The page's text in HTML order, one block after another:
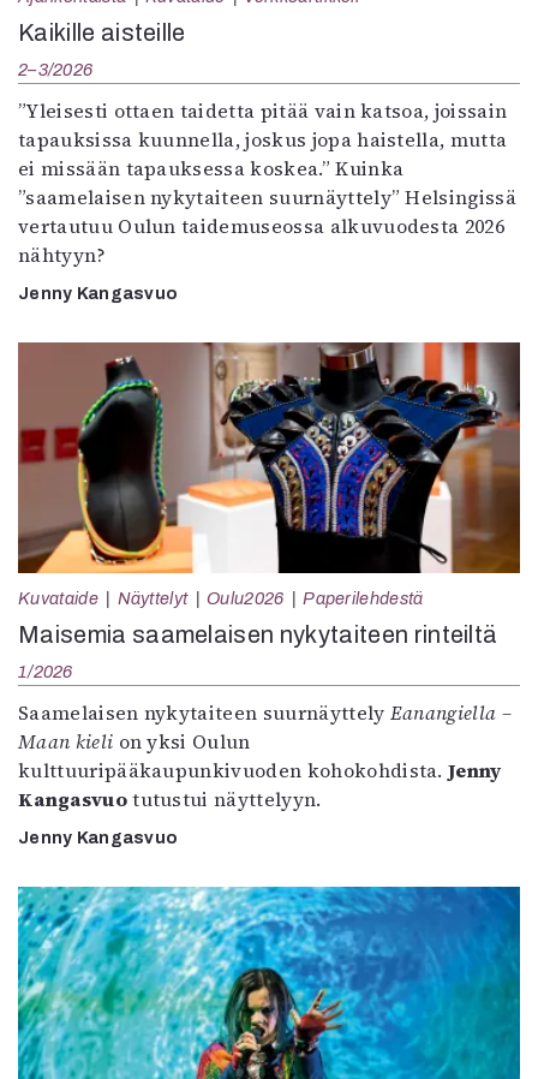
Kirjat
Lehdet
4/2026
2–3/2026
5/2025
Lehtiarkisto
Info
Tilaus ja irtonumerot
Yhteistyössä
Toimitus
Mediatiedot
Kaltio ry
Kaikille aisteille
2–3/2026
”Yleisesti ottaen taidetta pitää vain katsoa, joissain
tapauksissa kuunnella, joskus jopa haistella, mutta
ei missään tapauksessa koskea.” Kuinka
”saamelaisen nykytaiteen suurnäyttely” Helsingissä
vertautuu Oulun taidemuseossa alkuvuodesta 2026
nähtyyn?
Jenny Kangasvuo
Kuvataide Näyttelyt Oulu2026 Paperilehdestä
Maisemia saamelaisen nykytaiteen rinteiltä
1/2026
Saamelaisen nykytaiteen suurnäyttely Eanangiella –
Maan kieli on yksi Oulun
kulttuuripääkaupunkivuoden kohokohdista.Jenny
Kangasvuotutustui näyttelyyn.
Jenny Kangasvuo